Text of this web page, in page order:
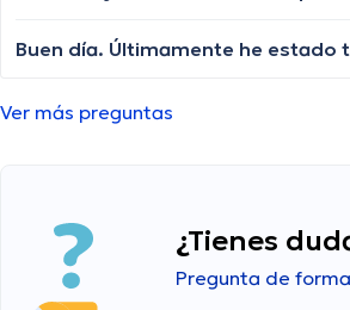
Ver más preguntas
¿Tienes
Pregunta de